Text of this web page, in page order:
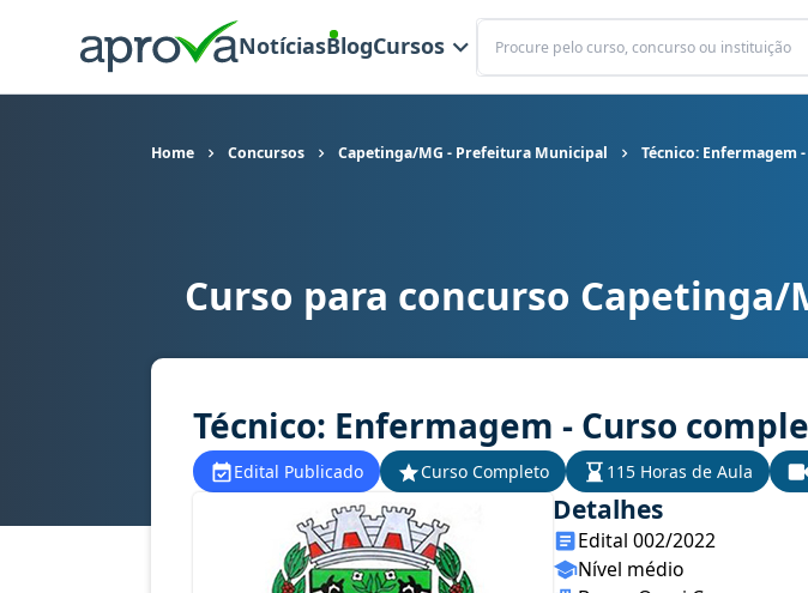
NotíciasBlogCursos
Buscar
Home Concursos Capetinga/MG - Prefeitura Municipal Técnico: Enfermagem
Curso para concurso Capetinga/MG - Prefeitura Municipal cargo Técnico:
Curso para concurso
Técnico: Enfermagem - Curso
Edital Publicado Curso Completo 115 Horas de Aula
Detalhes
Edital 002/2022
Nível médio